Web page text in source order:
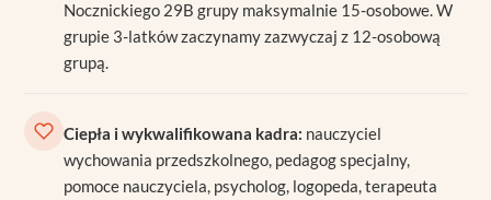
Nocznickiego 29B grupy maksymalnie 15-osobowe. W
grupie 3-latków zaczynamy zazwyczaj z 12-osobową
grupą.
Ciepła i wykwalifikowana kadra: nauczyciel
wychowania przedszkolnego, pedagog specjalny,
pomoce nauczyciela, psycholog, logopeda, terapeuta